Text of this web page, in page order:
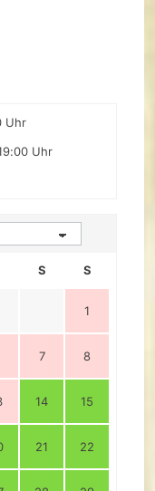
Uhr
Uhr
S S
1
7 8
14 15
21 22